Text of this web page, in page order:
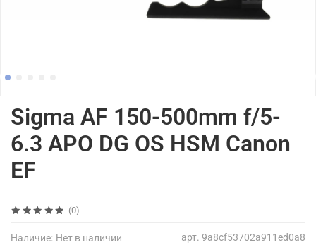
(0)
арт. 9a8cf53702a911ed0a8
Наличие: Нет в наличии
Sigma AF 150-500mm f/5-
6.3 APO DG OS HSM Canon
EF